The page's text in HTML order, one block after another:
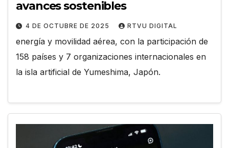
avances sostenibles
4 DE OCTUBRE DE 2025 RTVU DIGITAL
energía y movilidad aérea, con la participación de
158 países y 7 organizaciones internacionales en
la isla artificial de Yumeshima, Japón.